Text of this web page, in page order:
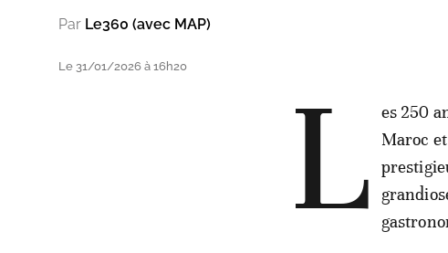
Par Le360 (avec MAP)
Le 31/01/2026 à 16h20 L
es 250
Maroc